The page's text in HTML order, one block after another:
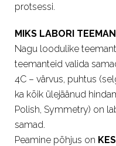
protsessi.
MIKS LABORI
Nagu loodulike
teemanteid valida
4C – värvus, puhtus
ka kõik ülejäänud
Polish, Symmetry) on
samad.
Peamine põhjus on